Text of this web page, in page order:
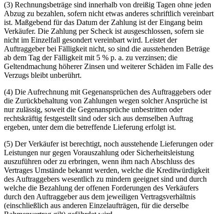
(3) Rechnungsbeträge sind innerhalb von dreißig Tagen ohne jeden
Abzug zu bezahlen, sofern nicht etwas anderes schriftlich vereinbart
ist. Maßgebend für das Datum der Zahlung ist der Eingang beim
Verkäufer. Die Zahlung per Scheck ist ausgeschlossen, sofern sie
nicht im Einzelfall gesondert vereinbart wird. Leistet der
Auftraggeber bei Fälligkeit nicht, so sind die ausstehenden Beträge
ab dem Tag der Fälligkeit mit 5 % p. a. zu verzinsen; die
Geltendmachung höherer Zinsen und weiterer Schäden im Falle des
Verzugs bleibt unberührt.
(4) Die Aufrechnung mit Gegenansprüchen des Auftraggebers oder
die Zurückbehaltung von Zahlungen wegen solcher Ansprüche ist
nur zulässig, soweit die Gegenansprüche unbestritten oder
rechtskräftig festgestellt sind oder sich aus demselben Auftrag
ergeben, unter dem die betreffende Lieferung erfolgt ist.
(5) Der Verkäufer ist berechtigt, noch ausstehende Lieferungen oder
Leistungen nur gegen Vorauszahlung oder Sicherheitsleistung
auszuführen oder zu erbringen, wenn ihm nach Abschluss des
Vertrages Umstände bekannt werden, welche die Kreditwürdigkeit
des Auftraggebers wesentlich zu mindern geeignet sind und durch
welche die Bezahlung der offenen Forderungen des Verkäufers
durch den Auftraggeber aus dem jeweiligen Vertragsverhältnis
(einschließlich aus anderen Einzelaufträgen, für die derselbe